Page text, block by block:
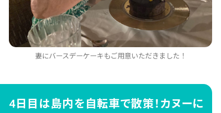
妻にバースデーケーキもご用意いただきました！
4日目は島内を自転車で散策！カヌーに